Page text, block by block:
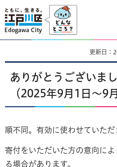
江戸川区
更新日：
ありがとうございま
（2025年9月1日～9
順不同。有効に使わせていただ
寄付をいただいた方の意向に
る場合があります。